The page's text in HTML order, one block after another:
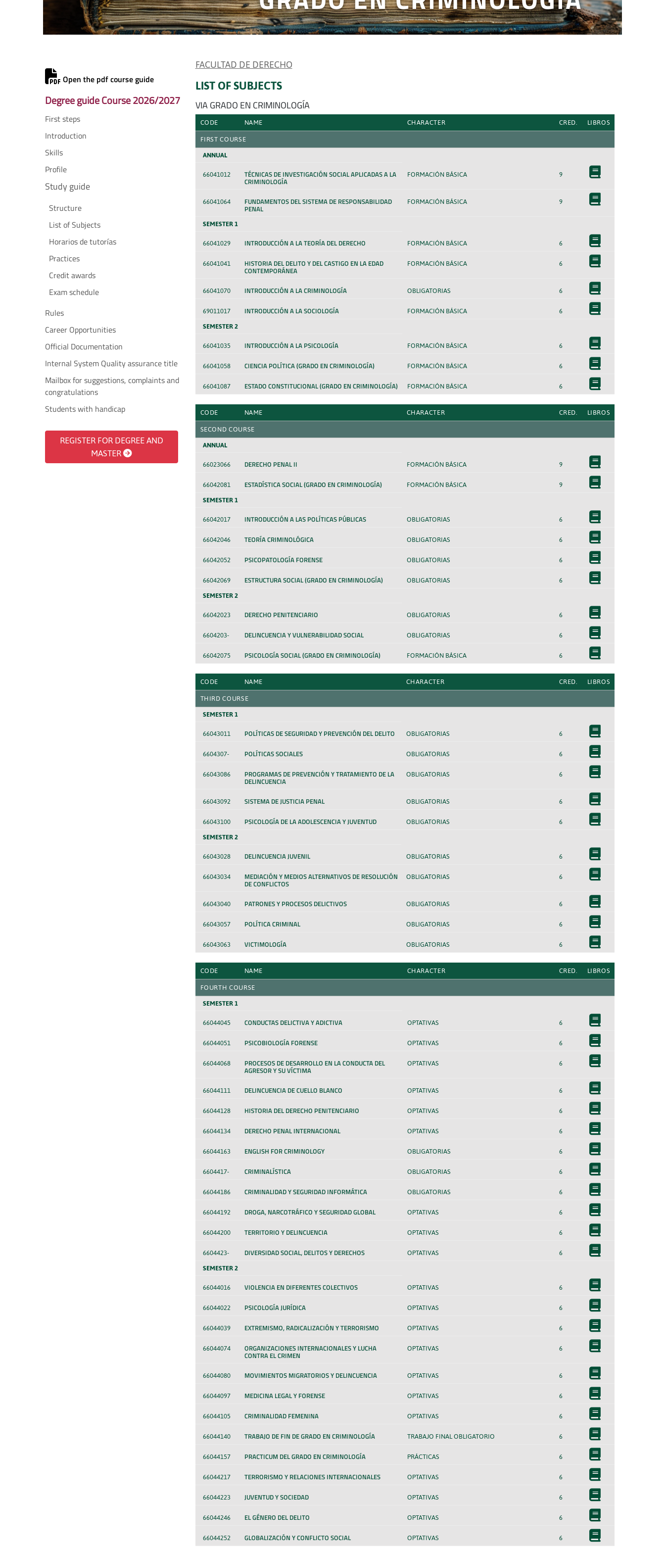
Open the pdf course guide
Degree guide Course 2026/2027
First steps
Introduction
Skills
Profile
Study guide
Structure
List of Subjects
Horarios de tutorías
Practices
Credit awards
Exam schedule
Rules
Career Opportunities
Official Documentation
Internal System Quality assurance title
Mailbox for suggestions, complaints and
congratulations
Students with handicap
REGISTER FOR DEGREE AND
MASTER
FACULTAD DE DERECHO
LIST OF SUBJECTS
VIA GRADO EN CRIMINOLOGÍA
CODE NAME CHARACTER CRED. LIBROS
FIRST COURSE
ANNUAL
66041012 TÉCNICAS DE INVESTIGACIÓN SOCIAL APLICADAS A LA
CRIMINOLOGÍA
FORMACIÓN BÁSICA 9
66041064 FUNDAMENTOS DEL SISTEMA DE RESPONSABILIDAD
PENAL
FORMACIÓN BÁSICA 9
SEMESTER 1
66041029 INTRODUCCIÓN A LA TEORÍA DEL DERECHO FORMACIÓN BÁSICA 6
66041041 HISTORIA DEL DELITO Y DEL CASTIGO EN LA EDAD
CONTEMPORÁNEA
FORMACIÓN BÁSICA 6
66041070 INTRODUCCIÓN A LA CRIMINOLOGÍA OBLIGATORIAS 6
69011017 INTRODUCCIÓN A LA SOCIOLOGÍA FORMACIÓN BÁSICA 6
SEMESTER 2
66041035 INTRODUCCIÓN A LA PSICOLOGÍA FORMACIÓN BÁSICA 6
66041058 CIENCIA POLÍTICA (GRADO EN CRIMINOLOGÍA) FORMACIÓN BÁSICA 6
66041087 ESTADO CONSTITUCIONAL (GRADO EN CRIMINOLOGÍA) FORMACIÓN BÁSICA 6
CODE NAME CHARACTER CRED. LIBROS
SECOND COURSE
ANNUAL
66023066 DERECHO PENAL II FORMACIÓN BÁSICA 9
66042081 ESTADÍSTICA SOCIAL (GRADO EN CRIMINOLOGÍA) FORMACIÓN BÁSICA 9
SEMESTER 1
66042017 INTRODUCCIÓN A LAS POLÍTICAS PÚBLICAS OBLIGATORIAS 6
66042046 TEORÍA CRIMINOLÓGICA OBLIGATORIAS 6
66042052 PSICOPATOLOGÍA FORENSE OBLIGATORIAS 6
66042069 ESTRUCTURA SOCIAL (GRADO EN CRIMINOLOGÍA) OBLIGATORIAS 6
SEMESTER 2
66042023 DERECHO PENITENCIARIO OBLIGATORIAS 6
6604203- DELINCUENCIA Y VULNERABILIDAD SOCIAL OBLIGATORIAS 6
66042075 PSICOLOGÍA SOCIAL (GRADO EN CRIMINOLOGÍA) FORMACIÓN BÁSICA 6
CODE NAME CHARACTER CRED. LIBROS
THIRD COURSE
SEMESTER 1
66043011 POLÍTICAS DE SEGURIDAD Y PREVENCIÓN DEL DELITO OBLIGATORIAS 6
6604307- POLÍTICAS SOCIALES OBLIGATORIAS 6
66043086 PROGRAMAS DE PREVENCIÓN Y TRATAMIENTO DE LA
DELINCUENCIA
OBLIGATORIAS 6
66043092 SISTEMA DE JUSTICIA PENAL OBLIGATORIAS 6
66043100 PSICOLOGÍA DE LA ADOLESCENCIA Y JUVENTUD OBLIGATORIAS 6
SEMESTER 2
66043028 DELINCUENCIA JUVENIL OBLIGATORIAS 6
66043034 MEDIACIÓN Y MEDIOS ALTERNATIVOS DE RESOLUCIÓN
DE CONFLICTOS
OBLIGATORIAS 6
66043040 PATRONES Y PROCESOS DELICTIVOS OBLIGATORIAS 6
66043057 POLÍTICA CRIMINAL OBLIGATORIAS 6
66043063 VICTIMOLOGÍA OBLIGATORIAS 6
CODE NAME CHARACTER CRED. LIBROS
FOURTH COURSE
SEMESTER 1
66044045 CONDUCTAS DELICTIVA Y ADICTIVA OPTATIVAS 6
66044051 PSICOBIOLOGÍA FORENSE OPTATIVAS 6
66044068 PROCESOS DE DESARROLLO EN LA CONDUCTA DEL
AGRESOR Y SU VÍCTIMA
OPTATIVAS 6
66044111 DELINCUENCIA DE CUELLO BLANCO OPTATIVAS 6
66044128 HISTORIA DEL DERECHO PENITENCIARIO OPTATIVAS 6
66044134 DERECHO PENAL INTERNACIONAL OPTATIVAS 6
66044163 ENGLISH FOR CRIMINOLOGY OBLIGATORIAS 6
6604417- CRIMINALÍSTICA OBLIGATORIAS 6
66044186 CRIMINALIDAD Y SEGURIDAD INFORMÁTICA OBLIGATORIAS 6
66044192 DROGA, NARCOTRÁFICO Y SEGURIDAD GLOBAL OPTATIVAS 6
66044200 TERRITORIO Y DELINCUENCIA OPTATIVAS 6
6604423- DIVERSIDAD SOCIAL, DELITOS Y DERECHOS OPTATIVAS 6
SEMESTER 2
66044016 VIOLENCIA EN DIFERENTES COLECTIVOS OPTATIVAS 6
66044022 PSICOLOGÍA JURÍDICA OPTATIVAS 6
66044039 EXTREMISMO, RADICALIZACIÓN Y TERRORISMO OPTATIVAS 6
66044074 ORGANIZACIONES INTERNACIONALES Y LUCHA
CONTRA EL CRIMEN
OPTATIVAS 6
66044080 MOVIMIENTOS MIGRATORIOS Y DELINCUENCIA OPTATIVAS 6
66044097 MEDICINA LEGAL Y FORENSE OPTATIVAS 6
66044105 CRIMINALIDAD FEMENINA OPTATIVAS 6
66044140 TRABAJO DE FIN DE GRADO EN CRIMINOLOGÍA TRABAJO FINAL OBLIGATORIO 6
66044157 PRACTICUM DEL GRADO EN CRIMINOLOGÍA PRÁCTICAS 6
66044217 TERRORISMO Y RELACIONES INTERNACIONALES OPTATIVAS 6
66044223 JUVENTUD Y SOCIEDAD OPTATIVAS 6
66044246 EL GÉNERO DEL DELITO OPTATIVAS 6
66044252 GLOBALIZACIÓN Y CONFLICTO SOCIAL OPTATIVAS 6